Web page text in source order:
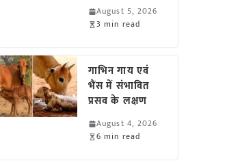
August 5, 2026
3 min read
गाभिन गाय एवं
भैंस में संभावित
प्रसव के लक्षण
August 4, 2026
6 min read